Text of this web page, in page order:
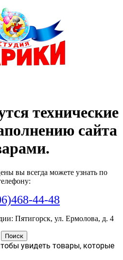
технические
сайта
вы всегда можете узнать по
44-48
Пятигорск, ул. Ермолова, д. 4
Поиск
увидеть товары, которые